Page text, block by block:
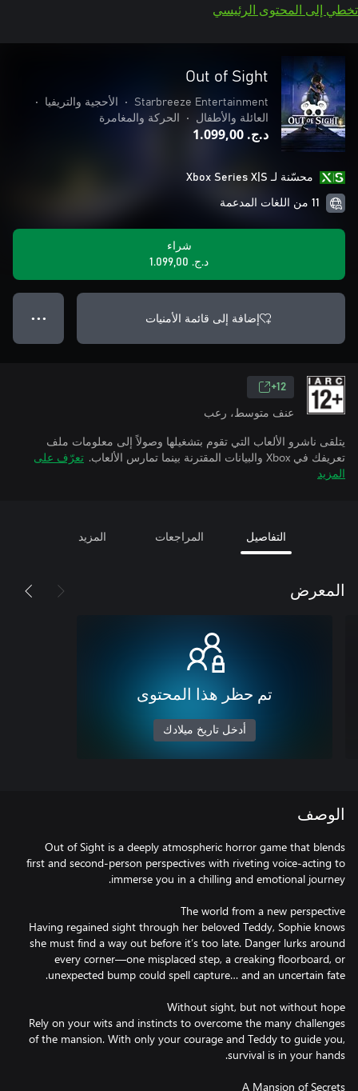
تخطي إلى المحتوى الرئيسي
Out of Sight
Starbreeze Entertainment
• الأحجية والتريفيا
•
العائلة والأطفال
• الحركة والمغامرة
د.ج.‏ 1.099,00
محسّنة لـ Xbox Series X|S
11 من اللغات المدعمة
شراء
د.ج.‏ 1.099,00
إضافة إلى قائمة الأمنيات ● ● ●
12+
عنف متوسط، رعب
يتلقى ناشرو الألعاب التي تقوم بتشغيلها وصولاً إلى معلومات ملف
تعريفك في Xbox والبيانات المقترنة بينما تمارس الألعاب.
تعرّف على
المزيد
التفاصيل المراجعات المزيد
المعرض
تم حظر هذا المحتوى
أدخل تاريخ ميلادك
الوصف
Out of Sight is a deeply atmospheric horror game that blends
first and second-person perspectives with riveting voice-acting to
Having regained sight through her beloved Teddy, Sophie knows
she must find a way out before it’s too late. Danger lurks around
every corner—one misplaced step, a creaking floorboard, or
Rely on your wits and instincts to overcome the many challenges
of the mansion. With only your courage and Teddy to guide you,